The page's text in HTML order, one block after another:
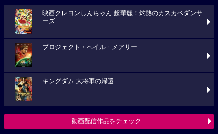
映画クレヨンしんちゃん 超華麗！灼熱のカスカベダンサ
ーズ
プロジェクト・ヘイル・メアリー
キングダム 大将軍の帰還
動画配信作品をチェック